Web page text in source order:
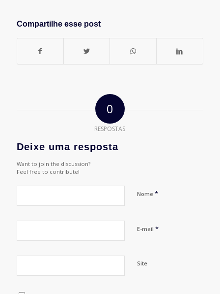
Compartilhe esse post
0
RESPOSTAS
Deixe uma resposta
Want to join the discussion?
Feel free to contribute!
Nome *
E-mail *
Site